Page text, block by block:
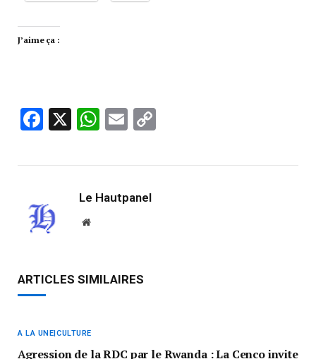
J’aime ça :
Facebook
X WhatsApp
Email
Le Hautpanel
Website
ARTICLES SIMILAIRES
A LA UNE|CULTURE
Agression de la RDC par le Rwanda : La Cenco invite